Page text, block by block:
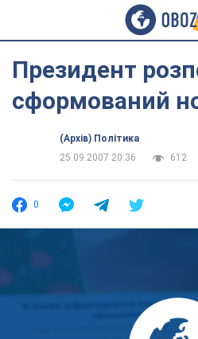
Президент
сформований
(Архів) Політика
25.09.2007 20:36
612
0